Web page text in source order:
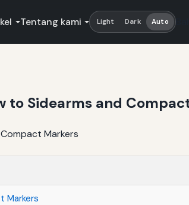
Tentang kami Light Dark Auto
to Sidearms and
Markers